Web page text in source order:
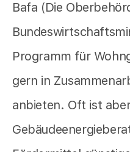
Bafa (Die
Programm für
gern in
anbieten. Oft ist